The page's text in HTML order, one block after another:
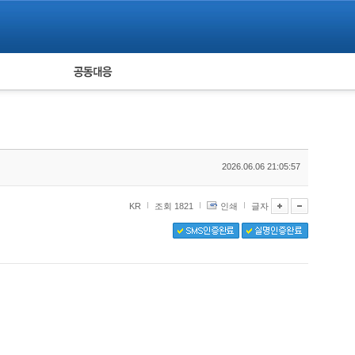
피해자 공동대응
2026.06.06 21:05:57
KR 조회 1821 인쇄 글자